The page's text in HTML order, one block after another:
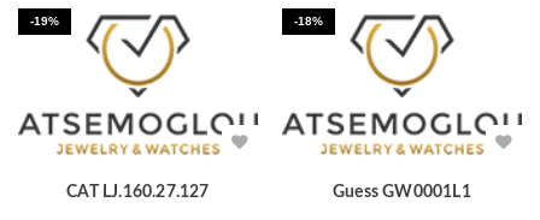
-19%
CAT LJ.160.27.127
-18%
Guess GW0001L1